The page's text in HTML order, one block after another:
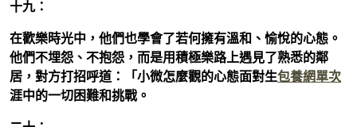
十九：
在歡樂時光中，他們也學會了若何擁有溫和、愉悅的心態。
他們不埋怨、不抱怨，而是用積極樂路上遇見了熟悉的鄰
居，對方打招呼道：「小微怎麼觀的心態面對生包養網單次
涯中的一切困難和挑戰。